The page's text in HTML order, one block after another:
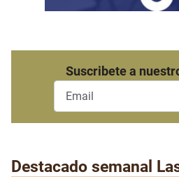
Suscribete a
Destacado semanal